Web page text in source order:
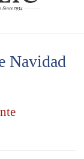
Navidad